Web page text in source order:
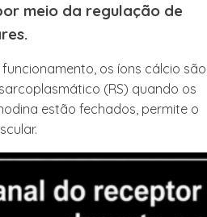
meio da regulação de
os íons cálcio são
(RS) quando os
estão fechados, permite o